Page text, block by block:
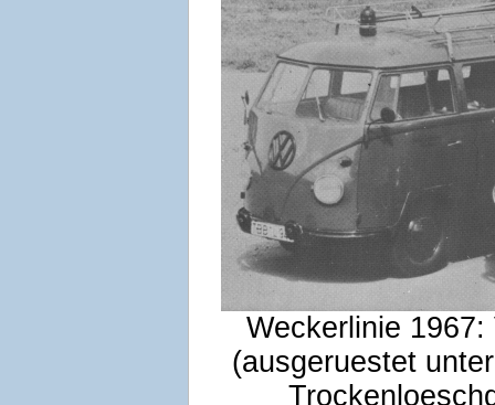
Weckerlinie
(ausgeruestet